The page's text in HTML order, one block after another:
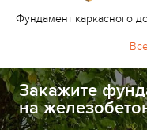
Фундамент каркасного
Закажите
на